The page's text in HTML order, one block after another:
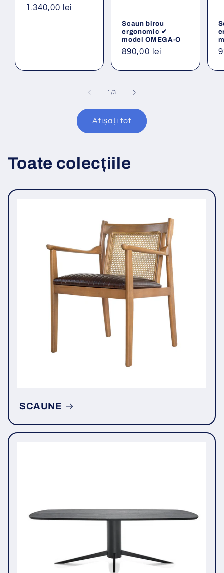
Preț
1.340,00 lei
Scaun birou
ergonomic ✔
model OMEGA-O
Preț
890,00 lei
1 /din
3
Afișați tot
Toate colecțiile
SCAUNE